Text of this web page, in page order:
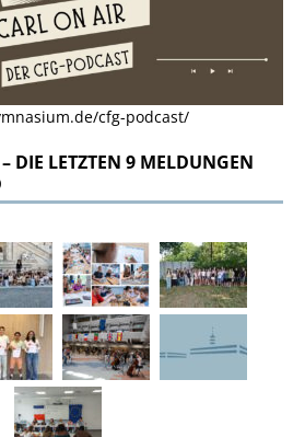
cfg-podcast/
DIE LETZTEN 9 MELDUNGEN